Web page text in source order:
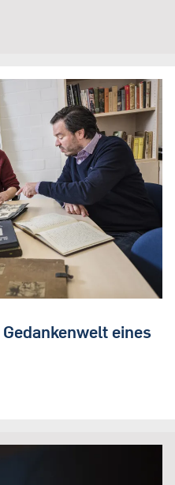
eines